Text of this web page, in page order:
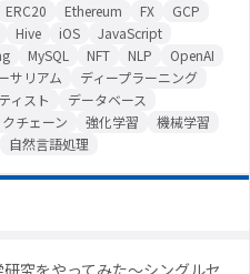
ERC20 Ethereum FX
GCP
Hive iOS
JavaScript
MySQL NFT NLP
OpenAI
サリアム
ディープラーニング
ィスト
データベース
チェーン 強化学習
機械学習
自然言語処理